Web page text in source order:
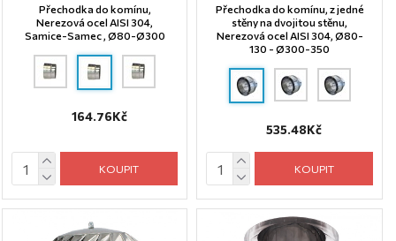
Přechodka do komínu,
Nerezová ocel AISI 304,
Samice-Samec , Ø80-Ø300
164.76Kč
KOUPIT
Přechodka do komínu, z jedné
stěny na dvojitou stěnu,
Nerezová ocel AISI 304, Ø80-
130 - Ø300-350
535.48Kč
KOUPIT